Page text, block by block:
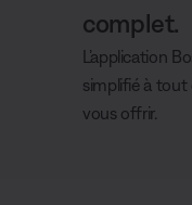
complet.
L’application
simplifié à tout
vous offrir.